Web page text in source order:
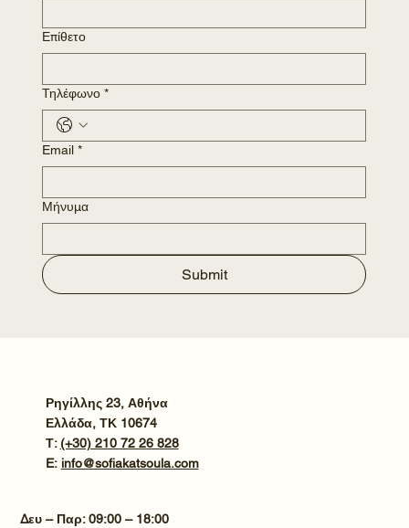
Επίθετο
Τηλέφωνο *
Email *
Μήνυμα
Submit
Ρηγίλλης 23, Αθήνα
Ελλάδα, ΤΚ 10674
Τ: (+30) 210 72 26 828
E: info@sofiakatsoula.com
Δευ – Παρ: 09:00 – 18:00